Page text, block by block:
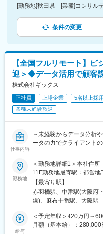
条件の変更
【全国フルリモート】
迎＞◆データ活用で顧客
株式会社ギックス
正社員 上場企業 5名以上採用
業種未経験歓迎
仕事内容
～未経験からデータ分析
ータの力でクライアント
■募集概要：
「データ」の活用により
を支援する当社にて、ビ
入社時点でデータの専門
を通じて課題とニーズを
優秀なアナリストチーム
勤務地
＜勤務地詳細1＞本社住
11F勤務地最寄駅：都営
屋内全面禁煙＜勤務地詳
区大深町6番38号 グラン
JAM-STUDIO 404号室勤
モートワーク含む）
【最寄り駅】
赤羽橋駅、中津駅(大阪府
線)、麻布十番駅、大阪駅
給与
＜予定年収＞420万円～
月額（基本給）：280,000